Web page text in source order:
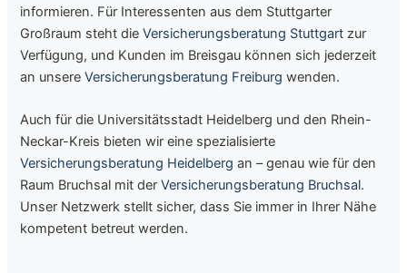
informieren. Für Interessenten aus dem Stuttgarter
Großraum steht dieVersicherungsberatung Stuttgart zur
Verfügung, und Kunden im Breisgau können sich jederzeit
an unsereVersicherungsberatung Freiburg wenden.
Auch für die Universitätsstadt Heidelberg und den Rhein-
Neckar-Kreis bieten wir eine spezialisierte
Versicherungsberatung Heidelberg an – genau wie für den
Raum Bruchsal mit derVersicherungsberatung Bruchsal.
Unser Netzwerk stellt sicher, dass Sie immer in Ihrer Nähe
kompetent betreut werden.